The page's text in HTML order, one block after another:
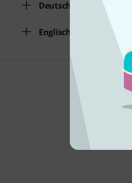
Deutsch
Englisch